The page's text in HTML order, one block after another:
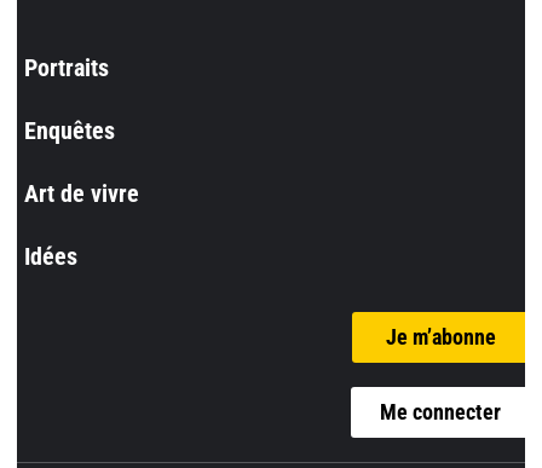
Portraits
Enquêtes
Art de vivre
Idées
Je m’abonne
Me connecter